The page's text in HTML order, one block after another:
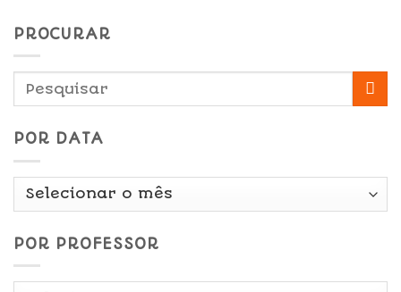
PROCURAR
POR DATA
Por
POR PROFESSOR